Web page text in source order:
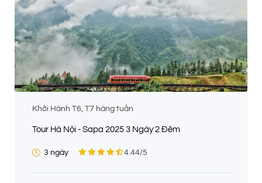
Khởi Hành T6, T7 hàng tuần
Tour Hà Nội - Sapa 2025 3 Ngày 2 Đêm
3 ngày 4.44/5